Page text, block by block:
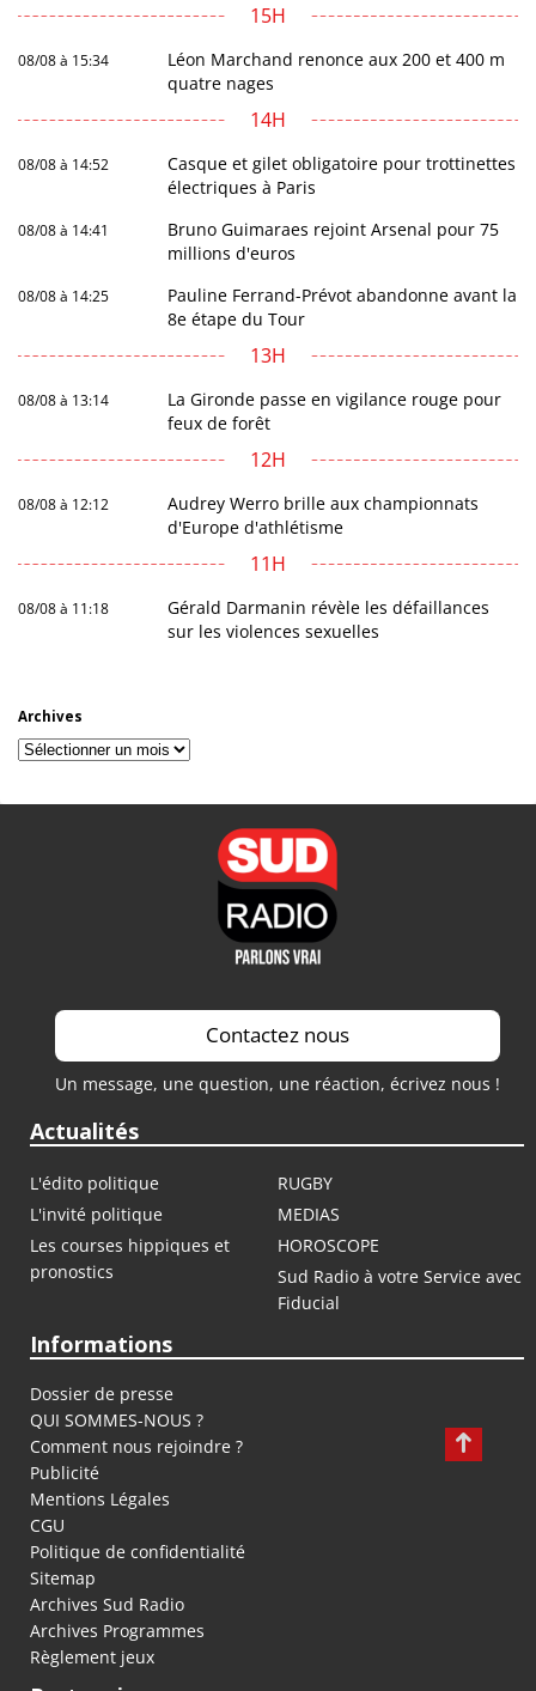
15H
08/08 à 15:34
Léon Marchand renonce aux 200 et 400 m
quatre nages
14H
08/08 à 14:52
Casque et gilet obligatoire pour trottinettes
électriques à Paris
08/08 à 14:41
Bruno Guimaraes rejoint Arsenal pour 75
millions d'euros
08/08 à 14:25
Pauline Ferrand-Prévot abandonne avant la
8e étape du Tour
13H
08/08 à 13:14
La Gironde passe en vigilance rouge pour
feux de forêt
12H
08/08 à 12:12
Audrey Werro brille aux championnats
d'Europe d'athlétisme
11H
08/08 à 11:18
Gérald Darmanin révèle les défaillances
sur les violences sexuelles
Archives
Archives
Contactez nous
Un message, une question, une réaction, écrivez nous !
Actualités
L'édito politique
RUGBY
L'invité politique
MEDIAS
Les courses hippiques et
pronostics
HOROSCOPE
Sud Radio à votre Service avec
Fiducial
Informations
Dossier de presse
QUI SOMMES-NOUS ?
Comment nous rejoindre ?
Publicité
Mentions Légales
CGU
Politique de confidentialité
Sitemap
Archives Sud Radio
Archives Programmes
Règlement jeux